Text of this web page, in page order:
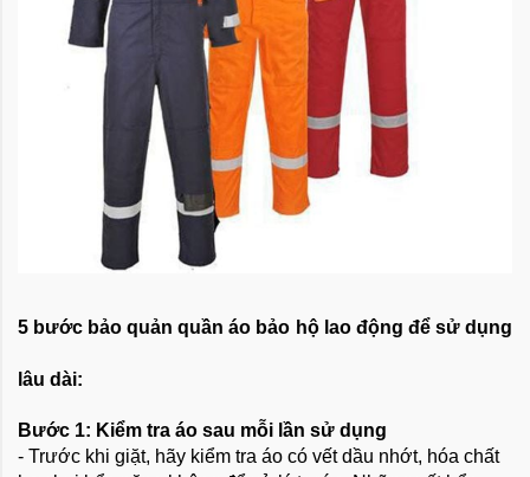
5 bước bảo quản quần áo bảo hộ lao động để sử dụng
lâu dài:
Bước 1: Kiểm tra áo sau mỗi lần sử dụng
- Trước khi giặt, hãy kiểm tra áo có vết dầu nhớt, hóa chất